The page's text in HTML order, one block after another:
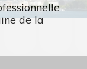
de la